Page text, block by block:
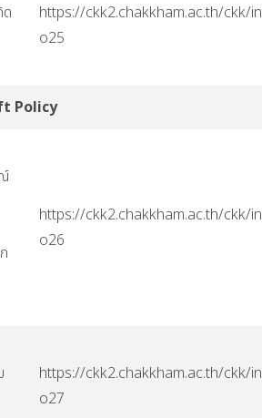
ด
https://ckk2.chakkham.ac.th/
o25
Policy
https://ckk2.chakkham.ac.th/
o26
https://ckk2.chakkham.ac.th/
o27